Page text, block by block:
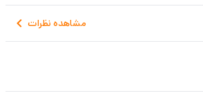
مشاهده نظرات